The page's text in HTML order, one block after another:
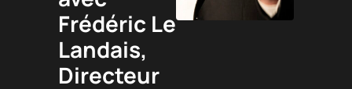
Frédéric Le
Landais,
Directeur